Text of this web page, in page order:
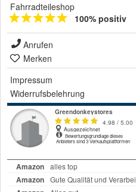
Fahrradteileshop
100% positiv
Anrufen
Merken
Impressum
Widerrufsbelehrung